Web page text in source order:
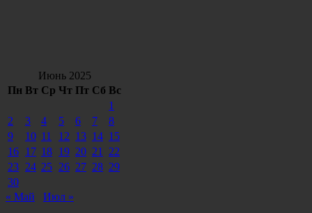
Июнь 2025
Пн Вт Ср Чт Пт Сб Вс
1
2
3 4 5 6 7
8
9
10 11 12 13 14 15
16 17 18 19 20 21
22
23 24 25 26 27 28 29
30
« Май
Июл »